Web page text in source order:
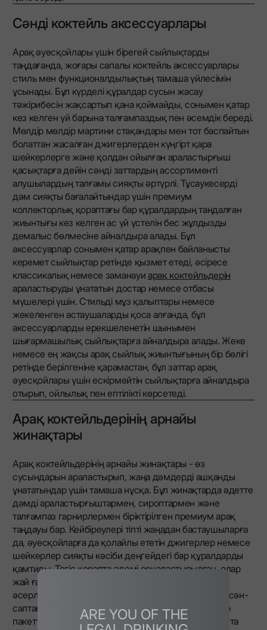
ARE YOU OF THE
Сәнді коктейль аксессуарлары
Арақ әуесқойлары үшін бірегей сыйлықтарды
таңдағанда, жоғары сапалы коктейль аксессуарлары
стиль мен функционалдылықтың тамаша үйлесімін
ұсынады. Бұл күрделі құралдар сусын жасау
тәжірибесін жақсартып қана қоймайды, сонымен қатар
кез келген үй барына талғампаздық пен әсемдік береді.
Мөлдір мөлдір мартини стақандары мен тот баспайтын
болаттан жасалған джигерлерден күңгірт қара
шейкерлерге және қолдан ойылған араластырғыш
қасықтарға дейін сәнді заттардың ассортименті
алушылардың талғамы сияқты әртүрлі. Тұсаукесерді
дәм сияқты бағалайтындар үшін премиум
коллекторлық қораптағы бар құралдардың таңдалған
жиынтығы кез келген ас үй үстелін бес жұлдызды
демалыс бөлмесіне айналдыра алады. Бұл
аксессуарлар сонымен қатар арақпен байланысты
керемет сыйлықтар ретінде қызмет етеді, әсіресе
классикалық немесе заманауи арақ коктейльдерін
араластыруды ұнататын достар немесе отбасы
мүшелері үшін. Стильді мұз қалыптары немесе
жекеленген астаушаларды қоса алғанда, бұл
аксессуарларды ерекшеленетін шынымен
шығармашылық сыйлықтарға айналдыра алады. Жеке
немесе ең жақсы арақ сыйлық жиынтығының бір бөлігі
ретінде берілгеніне қарамастан, бұл заттар арақ
әуесқойлары үшін ескірмейтін сыйлықтарға айналдыра
отырып, ойлылық пен ептілікті көрсетеді.
Арақ коктейльдерінің арнайы
жинақтары
Арақ коктейльдерінің арнайы жинақтары - өз
сусындарын араластырып, жаңа дәмдерді ашқанды
ұнататындар үшін тамаша нұсқа. Бұл жинақтарда әдетте
дәмді араластырғыштармен, сироптармен және
талғампаз гарнирлермен біріктірілген премиум арақ
таңдауы бар. Кейбіреулері тіпті жаңадан бастаушыларға
да, әуесқойларға да қолайлы ететін джигерлер немесе
шейкерлер сияқты кәсіби деңгейдегі бар құралдарды
қамтиды. Тегіс қорапта әдемі орналастырылған, олар
жай ғана функционалды емес, олар көрнекі түрде
әсерлі. Арақ әуесқойларына сыйлық ретінде олар сән-
салтанатты, пайдалылықты және жекелендіруді бір
пакетте біріктіреді. Үйде бар сапалы коктейльді қайта